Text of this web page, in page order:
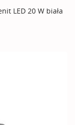
LED 20 W biała